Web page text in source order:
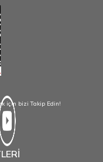
için bizi Takip Edin!